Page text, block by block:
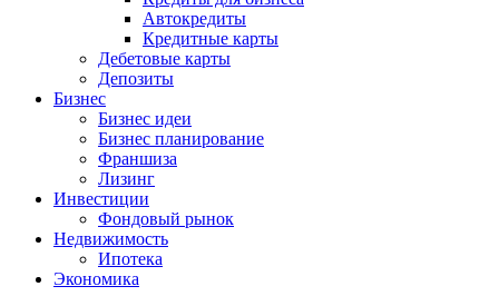
Автокредиты
Кредитные карты
Дебетовые карты
Депозиты
Бизнес
Бизнес идеи
Бизнес планирование
Франшиза
Лизинг
Инвестиции
Фондовый рынок
Недвижимость
Ипотека
Экономика